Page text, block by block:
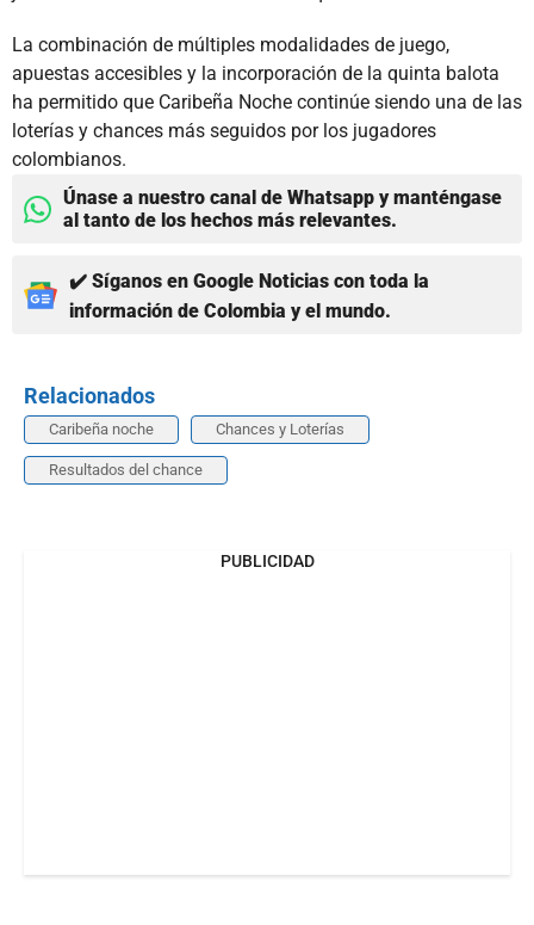
La combinación de múltiples modalidades de juego,
apuestas accesibles y la incorporación de la quinta balota
ha permitido que Caribeña Noche continúe siendo una de las
loterías y chances más seguidos por los jugadores
colombianos.
Únase a nuestro canal de Whatsapp y manténgase
al tanto de los hechos más relevantes.
✔️ Síganos en Google Noticias con toda la
información de Colombia y el mundo.
Relacionados
Caribeña noche Chances y Loterías
Resultados del chance
PUBLICIDAD